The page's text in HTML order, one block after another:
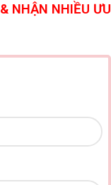
NHẬN NHIỀU ƯU